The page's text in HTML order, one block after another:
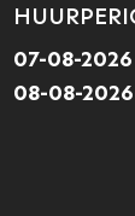
07-08-2026
08-08-2026